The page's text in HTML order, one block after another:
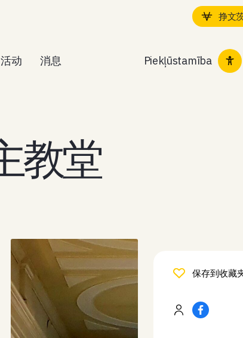
挣文
活动 消息 Piekļūstamība
教堂
保存到收藏